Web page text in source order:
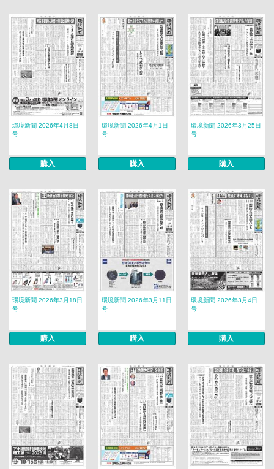
環境新聞 2026年4月8日
号
購入
環境新聞 2026年4月1日
号
購入
環境新聞 2026年3月25日
号
購入
環境新聞 2026年3月18日
号
購入
環境新聞 2026年3月11日
号
購入
環境新聞 2026年3月4日
号
購入